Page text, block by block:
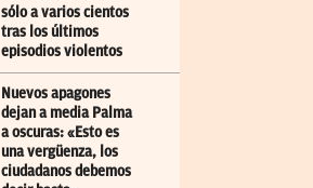
sólo a varios cientos
tras los últimos
episodios violentos
Nuevos apagones
dejan a media Palma
a oscuras: «Esto es
una vergüenza, los
ciudadanos debemos